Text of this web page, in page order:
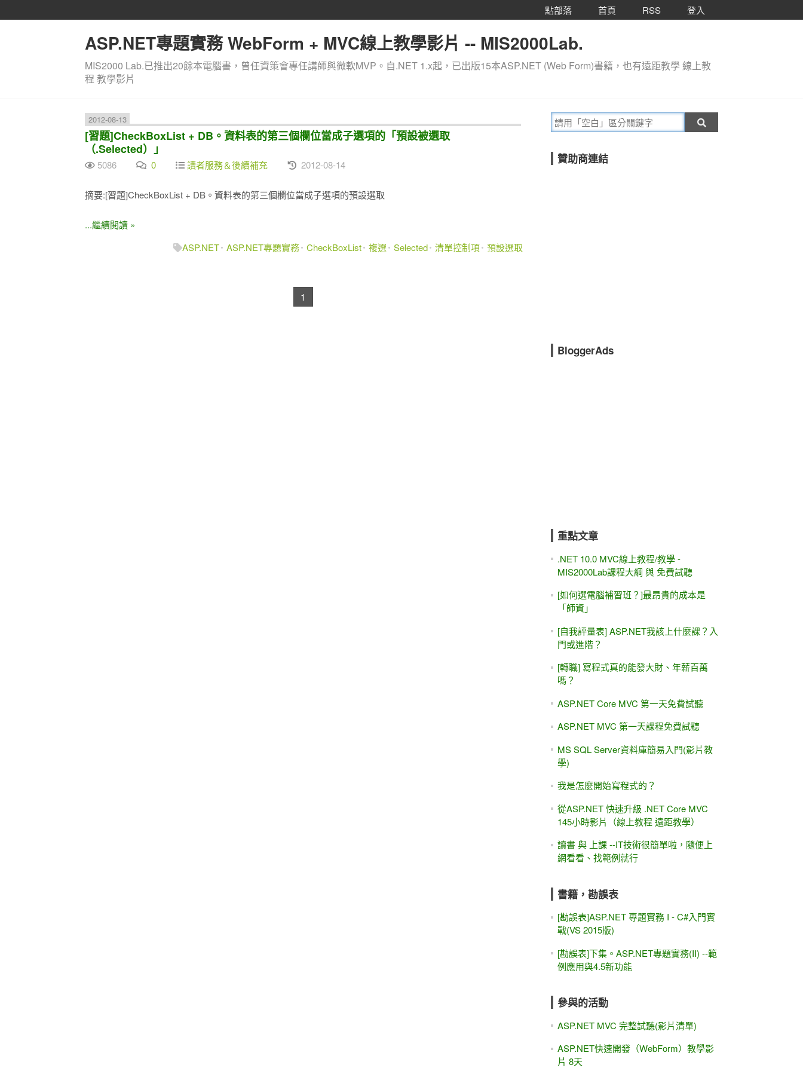
點部落 首頁 RSS 登入
ASP.NET專題實務 WebForm + MVC線上教學影片 -- MIS2000Lab.
MIS2000 Lab.已推出20餘本電腦書，曾任資策會專任講師與微軟MVP。自.NET 1.x起，已出版15本ASP.NET (Web Form)書籍，也有遠距教學 線上教
程 教學影片
2012-08-13
[習題]CheckBoxList + DB。資料表的第三個欄位當成子選項的「預設被選取
（.Selected）」
5086 0 讀者服務＆後續補充 2012-08-14
摘要:[習題]CheckBoxList + DB。資料表的第三個欄位當成子選項的預設選取
...繼續閱讀 »
ASP.NET ASP.NET專題實務 CheckBoxList 複選 Selected 清單控制項 預設選取
1
贊助商連結
BloggerAds
重點文章
.NET 10.0 MVC線上教程/教學 -
MIS2000Lab課程大綱 與 免費試聽
[如何選電腦補習班？]最昂貴的成本是
「師資」
[自我評量表] ASP.NET我該上什麼課？入
門或進階？
[轉職] 寫程式真的能發大財、年薪百萬
嗎？
ASP.NET Core MVC 第一天免費試聽
ASP.NET MVC 第一天課程免費試聽
MS SQL Server資料庫簡易入門(影片教
學)
我是怎麼開始寫程式的？
從ASP.NET 快速升級 .NET Core MVC
145小時影片（線上教程 遠距教學）
讀書 與 上課 --IT技術很簡單啦，隨便上
網看看、找範例就行
書籍，勘誤表
[勘誤表]ASP.NET 專題實務 I - C#入門實
戰(VS 2015版)
[勘誤表]下集。ASP.NET專題實務(II) --範
例應用與4.5新功能
參與的活動
ASP.NET MVC 完整試聽(影片清單)
ASP.NET快速開發（WebForm）教學影
片 8天